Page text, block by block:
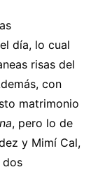
día, lo cual
risas del
con
matrimonio
, pero lo de
y Mimí Cal,
dos